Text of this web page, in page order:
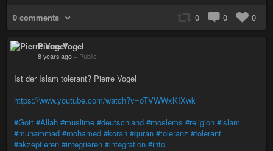
0 comments 0 0 0
Pierre Vogel
8 years ago – Public
Ist der Islam tolerant? Pierre Vogel
https://www.youtube.com/watch?v=oTVWWxKIXwk
#Gott #Allah #muslime #deutschland #moslems #religion #islam
#muhammad #mohamed #koran #quran #toleranz #tolerant
#akzeptieren #integrieren #integration #into